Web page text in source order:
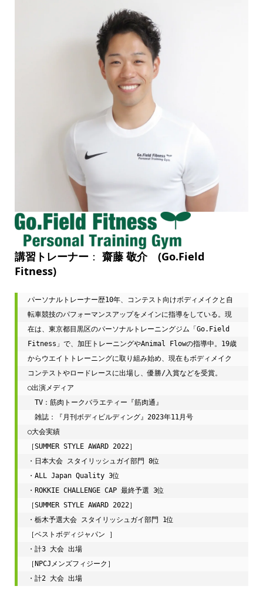
講習トレーナー： 齋藤 敬介 (Go.Field
Fitness)
パーソナルトレーナー歴10年、コンテスト向けボディメイクと自
転車競技のパフォーマンスアップをメインに指導をしている。現
在は、東京都目黒区のパーソナルトレーニングジム「Go.Field
Fitness」で、加圧トレーニングやAnimal Flowの指導中。19歳
からウエイトトレーニングに取り組み始め、現在もボディメイク
コンテストやロードレースに出場し、優勝/入賞などを受賞。
○出演メディア
TV：筋肉トークバラエティー『筋肉通』
雑誌：『月刊ボディビルディング』2023年11月号
○大会実績
［SUMMER STYLE AWARD 2022］
・日本大会 スタイリッシュガイ部門 8位
・ALL Japan Quality 3位
・ROKKIE CHALLENGE CAP 最終予選 3位
［SUMMER STYLE AWARD 2022］
・栃木予選大会 スタイリッシュガイ部門 1位
［ベストボディジャパン ］
・計3 大会 出場
［NPCJメンズフィジーク］
・計2 大会 出場